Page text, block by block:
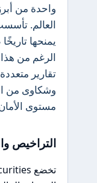
واحدة من
يمنحها
الرغم من هذا
تقارير
وشكاوى من
مستوى
التراخيص